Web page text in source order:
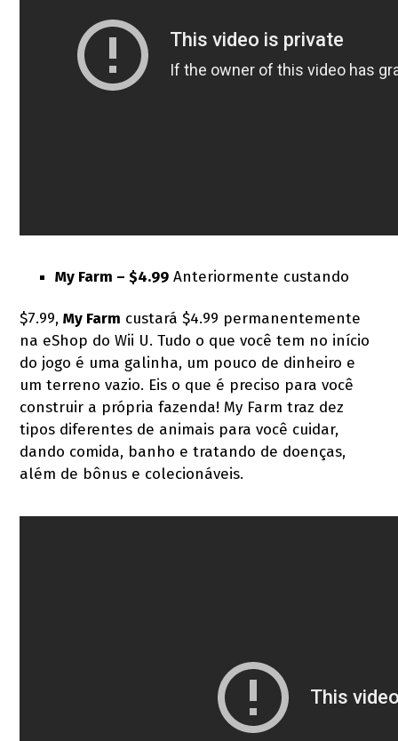
My Farm – $4.99 Anteriormente custando
$7.99,My Farm custará $4.99 permanentemente
na eShop do Wii U. Tudo o que você tem no início
do jogo é uma galinha, um pouco de dinheiro e
um terreno vazio. Eis o que é preciso para você
construir a própria fazenda! My Farm traz dez
tipos diferentes de animais para você cuidar,
dando comida, banho e tratando de doenças,
além de bônus e colecionáveis.